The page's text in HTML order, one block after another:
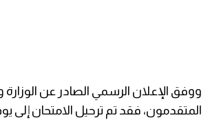
ووفق الإعلان الرسمي الصادر عن
المتقدمون، فقد تم ترحيل الامتحان إلى